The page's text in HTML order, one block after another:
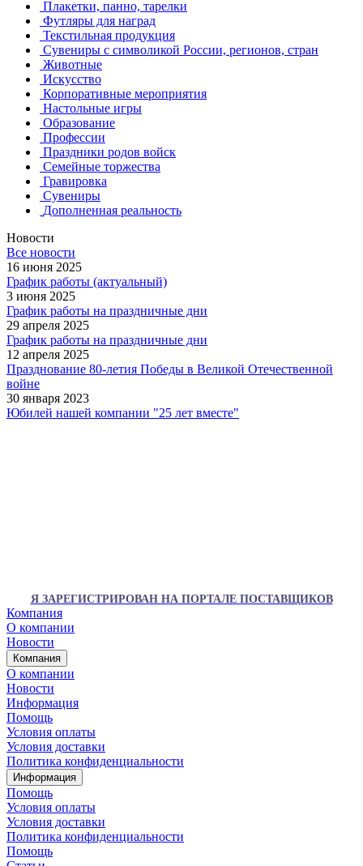
Плакетки, панно, тарелки
Футляры для наград
Текстильная продукция
Сувениры с символикой России, регионов, стран
Животные
Искусство
Корпоративные мероприятия
Настольные игры
Образование
Профессии
Праздники родов войск
Семейные торжества
Гравировка
Сувениры
Дополненная реальность
Новости
Все новости
16 июня 2025
График работы (актуальный)
3 июня 2025
График работы на праздничные дни
29 апреля 2025
График работы на праздничные дни
12 апреля 2025
Празднование 80-летия Победы в Великой Отечественной
войне
30 января 2023
Юбилей нашей компании "25 лет вместе"
Я ЗАРЕГИСТРИРОВАН НА ПОРТАЛЕ ПОСТАВЩИКОВ
Компания
О компании
Новости
Компания
О компании
Новости
Информация
Помощь
Условия оплаты
Условия доставки
Политика конфиденциальности
Информация
Помощь
Условия оплаты
Условия доставки
Политика конфиденциальности
Помощь